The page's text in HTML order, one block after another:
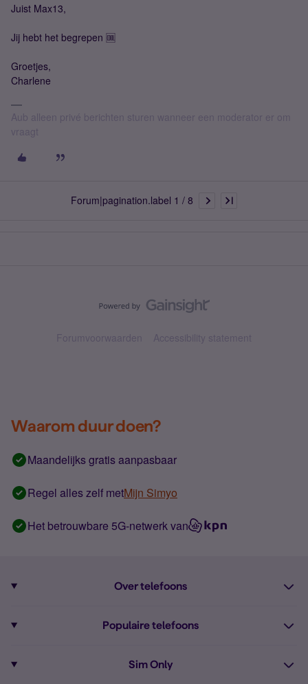
Juist Max13,
Jij hebt het begrepen 🆒
Groetjes,
Charlene
Aub alleen privé berichten sturen wanneer een moderator er om
vraagt
Forum|pagination.label 1 / 8
Forumvoorwaarden Accessibility statement
Waarom duur doen?
Maandelijks gratis aanpasbaar
Regel alles zelf metMijn Simyo
Het betrouwbare 5G-netwerk van
Over telefoons
Alle telefoons
Populaire telefoons
Sim Only